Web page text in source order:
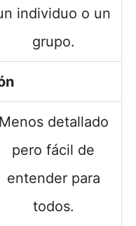
individuo o un
grupo.
Menos detallado
pero fácil de
entender para
todos.